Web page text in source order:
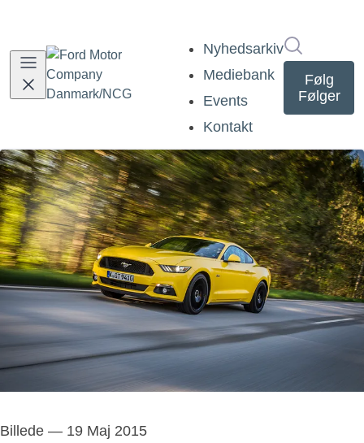
Nyhedsarkiv
Mediebank
Events
Kontakt
Følg
Følger
Billede — 19 Maj 2015